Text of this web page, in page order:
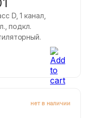
D, 1 канал,
подкл.
нет в наличии